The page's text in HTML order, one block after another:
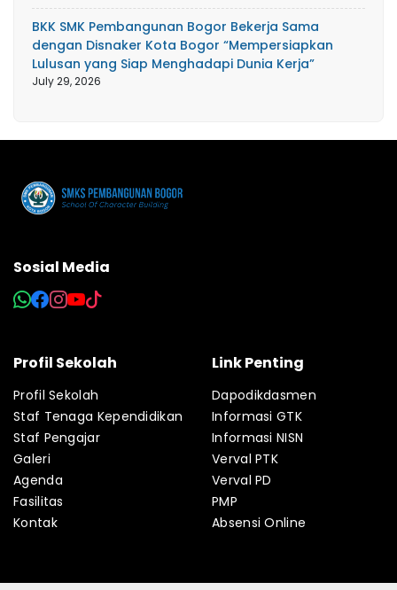
BKK SMK Pembangunan Bogor Bekerja Sama
dengan Disnaker Kota Bogor “Mempersiapkan
Lulusan yang Siap Menghadapi Dunia Kerja”
July 29, 2026
Sosial Media
Profil Sekolah
Profil Sekolah
Staf Tenaga Kependidikan
Staf Pengajar
Galeri
Agenda
Fasilitas
Kontak
Link Penting
Dapodikdasmen
Informasi GTK
Informasi NISN
Verval PTK
Verval PD
PMP
Absensi Online